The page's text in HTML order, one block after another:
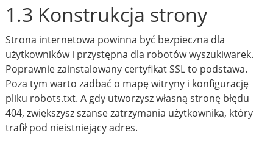
1.3 Konstrukcja strony
Strona internetowa powinna być bezpieczna dla
użytkowników i przystępna dla robotów wyszukiwarek.
Poprawnie zainstalowany certyfikat SSL to podstawa.
Poza tym warto zadbać o mapę witryny i konfigurację
pliku robots.txt. A gdy utworzysz własną stronę błędu
404, zwiększysz szanse zatrzymania użytkownika, który
trafił pod nieistniejący adres.